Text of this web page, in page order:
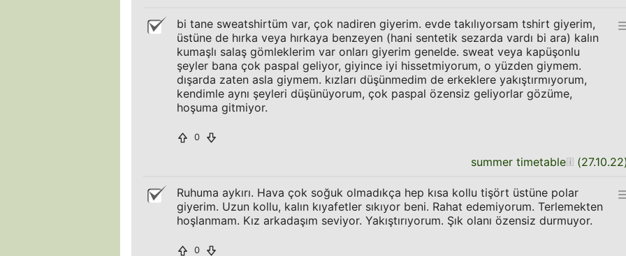
bi tane sweatshirtüm var, çok nadiren giyerim. evde takılıyorsam tshirt giyerim,
üstüne de hırka veya hırkaya benzeyen (hani sentetik sezarda vardı bi ara) kalın
kumaşlı salaş gömleklerim var onları giyerim genelde. sweat veya kapüşonlu
şeyler bana çok paspal geliyor, giyince iyi hissetmiyorum, o yüzden giymem.
dışarda zaten asla giymem. kızları düşünmedim de erkeklere yakıştırmıyorum,
kendimle aynı şeyleri düşünüyorum, çok paspal özensiz geliyorlar gözüme,
hoşuma gitmiyor.
0
summer timetable (27.10.22
Ruhuma aykırı. Hava çok soğuk olmadıkça hep kısa kollu tişört üstüne polar
giyerim. Uzun kollu, kalın kıyafetler sıkıyor beni. Rahat edemiyorum. Terlemekten
hoşlanmam. Kız arkadaşım seviyor. Yakıştırıyorum. Şık olanı özensiz durmuyor.
0